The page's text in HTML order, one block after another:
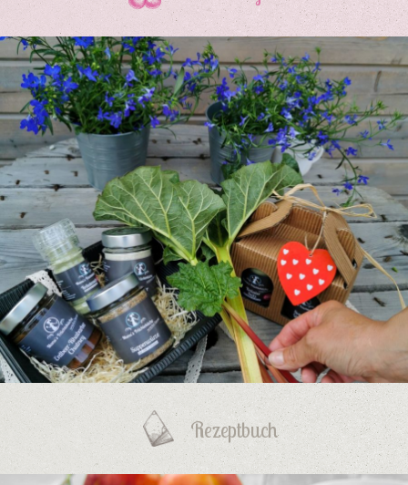
Rezeptbuch